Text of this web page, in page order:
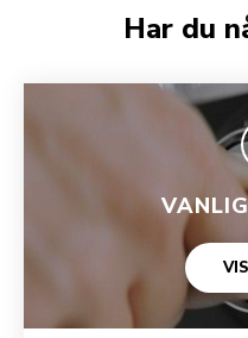
Har du